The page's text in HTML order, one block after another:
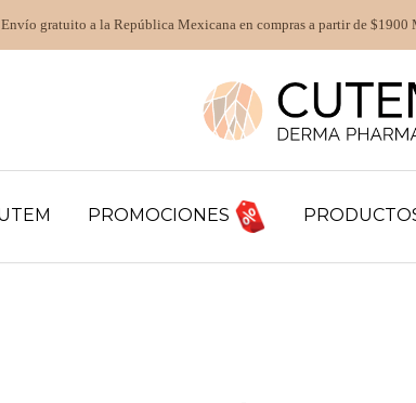
Envío gratuito a la República Mexicana en compras a partir de $1900
PROMOCIONES